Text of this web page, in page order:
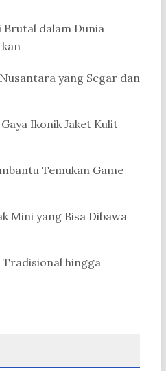
Brutal dalam Dunia
yang Segar dan
Ikonik Jaket Kulit
Temukan Game
Mini yang Bisa Dibawa
hingga